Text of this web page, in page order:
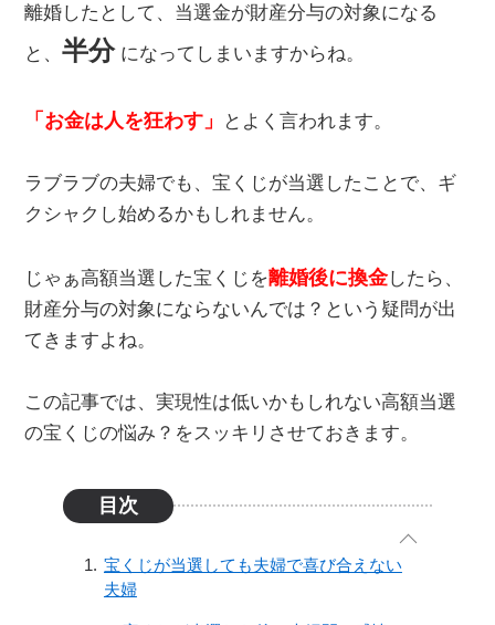
離婚したとして、当選金が財産分与の対象になる
と、半分になってしまいますからね。
「お金は人を狂わす」 とよく言われます。
ラブラブの夫婦でも、宝くじが当選したことで、ギ
クシャクし始めるかもしれません。
じゃぁ高額当選した宝くじを離婚後に換金したら、
財産分与の対象にならないんでは？という疑問が出
てきますよね。
この記事では、実現性は低いかもしれない高額当選
の宝くじの悩み？をスッキリさせておきます。
目次
宝くじが当選しても夫婦で喜び合えない
夫婦